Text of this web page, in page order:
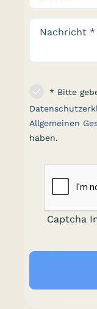
* Bitte
Allgemeinen
haben.
Captcha